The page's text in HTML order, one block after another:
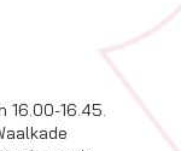
16.00-16.45.